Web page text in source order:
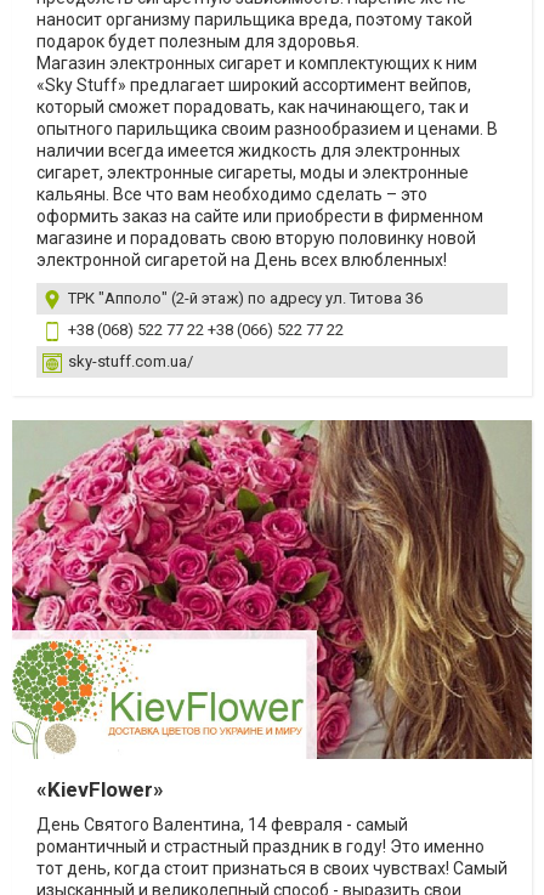
наносит организму парильщика вреда, поэтому такой
подарок будет полезным для здоровья.
Магазин электронных сигарет и комплектующих к ним
«Sky Stuff» предлагает широкий ассортимент вейпов,
который сможет порадовать, как начинающего, так и
опытного парильщика своим разнообразием и ценами. В
наличии всегда имеется жидкость для электронных
сигарет, электронные сигареты, моды и электронные
кальяны. Все что вам необходимо сделать – это
оформить заказ на сайте или приобрести в фирменном
магазине и порадовать свою вторую половинку новой
электронной сигаретой на День всех влюбленных!
ТРК "Апполо" (2-й этаж) по адресу ул. Титова 36
+38 (068) 522 77 22 +38 (066) 522 77 22
sky-stuff.com.ua/
«KievFlower»
День Святого Валентина, 14 февраля - самый
романтичный и страстный праздник в году! Это именно
тот день, когда стоит признаться в своих чувствах! Самый
изысканный и великолепный способ - выразить свои